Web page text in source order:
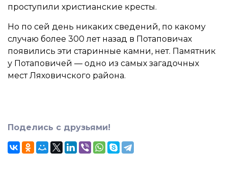
проступили христианские кресты.
Но по сей день никаких сведений, по какому
случаю более 300 лет назад в Потаповичах
появились эти старинные камни, нет. Памятник
у Потаповичей — одно из самых загадочных
мест Ляховичского района.
Поделись с друзьями!